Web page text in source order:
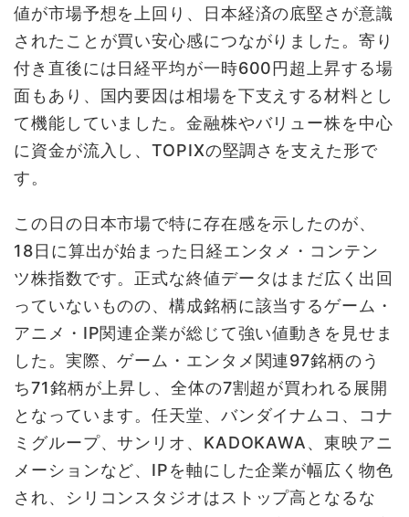
値が市場予想を上回り、日本経済の底堅さが意識
されたことが買い安心感につながりました。寄り
付き直後には日経平均が一時600円超上昇する場
面もあり、国内要因は相場を下支えする材料とし
て機能していました。金融株やバリュー株を中心
に資金が流入し、TOPIXの堅調さを支えた形で
す。
この日の日本市場で特に存在感を示したのが、
18日に算出が始まった日経エンタメ・コンテン
ツ株指数です。正式な終値データはまだ広く出回
っていないものの、構成銘柄に該当するゲーム・
アニメ・IP関連企業が総じて強い値動きを見せま
した。実際、ゲーム・エンタメ関連97銘柄のう
ち71銘柄が上昇し、全体の7割超が買われる展開
となっています。任天堂、バンダイナムコ、コナ
ミグループ、サンリオ、KADOKAWA、東映アニ
メーションなど、IPを軸にした企業が幅広く物色
され、シリコンスタジオはストップ高となるな